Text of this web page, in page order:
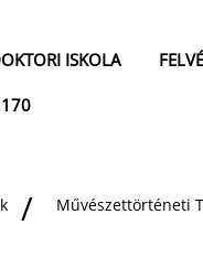
ISKOLA
170
Művészettörténeti